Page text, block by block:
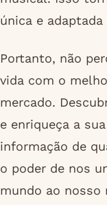
única e
Portanto, não
vida com o
mercado.
e enriqueça a
informação de
o poder de nos
mundo ao nosso